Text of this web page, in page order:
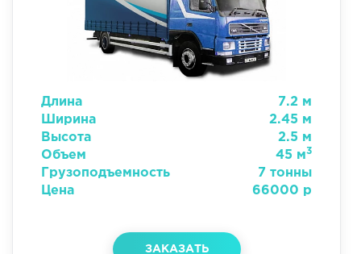
Длина
7.2 м
Ширина
2.45 м
Высота
2.5 м
Объем
45 м3
Грузоподъемность
7 тонны
Цена
66000 р
ЗАКАЗАТЬ